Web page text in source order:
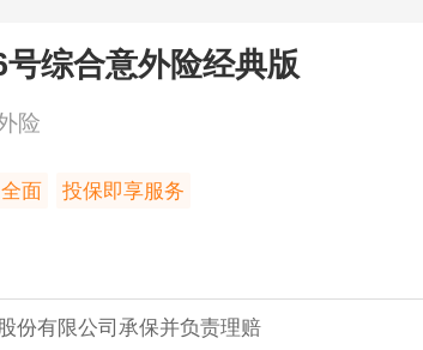
综合意外险经典版
险
面 投保即享服务
份有限公司承保并负责理赔